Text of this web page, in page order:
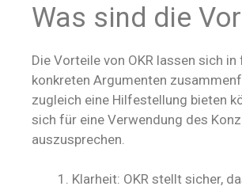
Was sind die
Die Vorteile von OKR lassen sich in
konkreten Argumenten
zugleich eine Hilfestellung bieten
sich für eine Verwendung des
auszusprechen.
Klarheit: OKR stellt sicher,